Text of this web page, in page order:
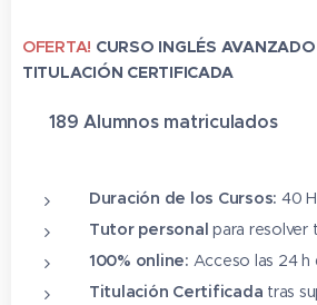
OFERTA! CURSO INGLÉS
TITULACIÓN CERTIFICADA
✔ 189 Alumnos matriculados
Duración de los Cursos: 40
Tutor personalpara resolver
100% online: Acceso las 24 h
Titulación Certificada tras